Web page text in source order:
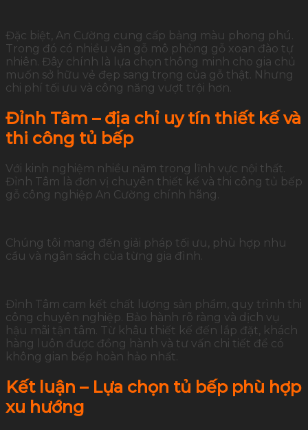
Đặc biệt, An Cường cung cấp bảng màu phong phú.
Trong đó có nhiều vân gỗ mô phỏng gỗ xoan đào tự
nhiên. Đây chính là lựa chọn thông minh cho gia chủ
muốn sở hữu vẻ đẹp sang trọng của gỗ thật. Nhưng
chi phí tối ưu và công năng vượt trội hơn.
Đỉnh Tâm – địa chỉ uy tín thiết kế và
thi công tủ bếp
Với kinh nghiệm nhiều năm trong lĩnh vực nội thất.
Đỉnh Tâm là đơn vị chuyên thiết kế và thi công tủ bếp
gỗ công nghiệp An Cường chính hãng.
Chúng tôi mang đến giải pháp tối ưu, phù hợp nhu
cầu và ngân sách của từng gia đình.
Đỉnh Tâm cam kết chất lượng sản phẩm, quy trình thi
công chuyên nghiệp. Bảo hành rõ ràng và dịch vụ
hậu mãi tận tâm. Từ khâu thiết kế đến lắp đặt, khách
hàng luôn được đồng hành và tư vấn chi tiết để có
không gian bếp hoàn hảo nhất.
Kết luận – Lựa chọn tủ bếp phù hợp
xu hướng